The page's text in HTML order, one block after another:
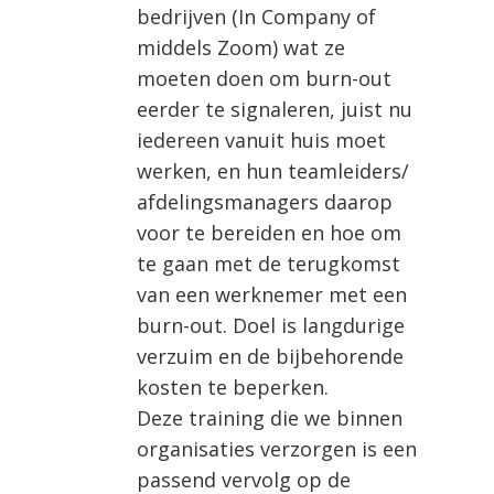
bedrijven (In Company of
middels Zoom) wat ze
moeten doen om burn-out
eerder te signaleren, juist nu
iedereen vanuit huis moet
werken, en hun teamleiders/
afdelingsmanagers daarop
voor te bereiden en hoe om
te gaan met de terugkomst
van een werknemer met een
burn-out. Doel is langdurige
verzuim en de bijbehorende
kosten te beperken.
Deze training die we binnen
organisaties verzorgen is een
passend vervolg op de